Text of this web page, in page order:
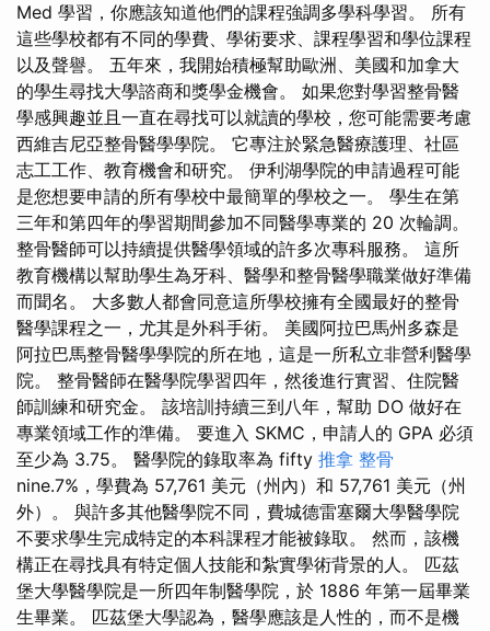
Med 學習，你應該知道他們的課程強調多學科學習。 所有
這些學校都有不同的學費、學術要求、課程學習和學位課程
以及聲譽。 五年來，我開始積極幫助歐洲、美國和加拿大
的學生尋找大學諮商和獎學金機會。 如果您對學習整骨醫
學感興趣並且一直在尋找可以就讀的學校，您可能需要考慮
西維吉尼亞整骨醫學學院。 它專注於緊急醫療護理、社區
志工工作、教育機會和研究。 伊利湖學院的申請過程可能
是您想要申請的所有學校中最簡單的學校之一。 學生在第
三年和第四年的學習期間參加不同醫學專業的 20 次輪調。
整骨醫師可以持續提供醫學領域的許多次專科服務。 這所
教育機構以幫助學生為牙科、醫學和整骨醫學職業做好準備
而聞名。 大多數人都會同意這所學校擁有全國最好的整骨
醫學課程之一，尤其是外科手術。 美國阿拉巴馬州多森是
阿拉巴馬整骨醫學學院的所在地，這是一所私立非營利醫學
院。 整骨醫師在醫學院學習四年，然後進行實習、住院醫
師訓練和研究金。 該培訓持續三到八年，幫助 DO 做好在
專業領域工作的準備。 要進入 SKMC，申請人的 GPA 必須
至少為 3.75。 醫學院的錄取率為 fifty 推拿 整骨
nine.7%，學費為 57,761 美元（州內）和 57,761 美元（州
外）。 與許多其他醫學院不同，費城德雷塞爾大學醫學院
不要求學生完成特定的本科課程才能被錄取。 然而，該機
構正在尋找具有特定個人技能和紮實學術背景的人。 匹茲
堡大學醫學院是一所四年制醫學院，於 1886 年第一屆畢業
生畢業。 匹茲堡大學認為，醫學應該是人性的，而不是機